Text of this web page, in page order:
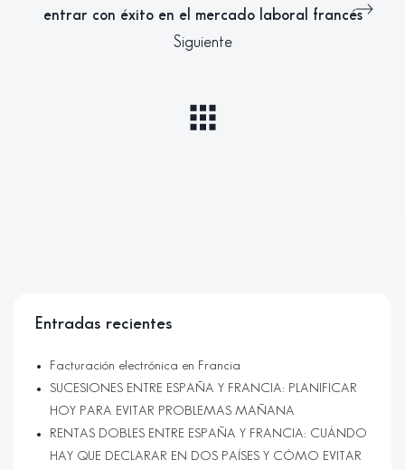
entrar con éxito en el mercado laboral francés
Siguiente
Entradas recientes
Facturación electrónica en Francia
SUCESIONES ENTRE ESPAÑA Y FRANCIA: PLANIFICAR
HOY PARA EVITAR PROBLEMAS MAÑANA
RENTAS DOBLES ENTRE ESPAÑA Y FRANCIA: CUÁNDO
HAY QUE DECLARAR EN DOS PAÍSES Y CÓMO EVITAR